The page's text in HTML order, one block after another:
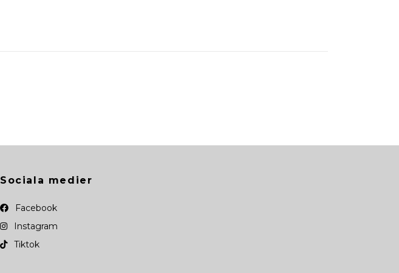
Sociala medier
Facebook
Instagram
Tiktok